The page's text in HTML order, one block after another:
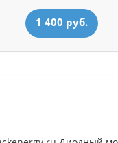
1 400 руб.